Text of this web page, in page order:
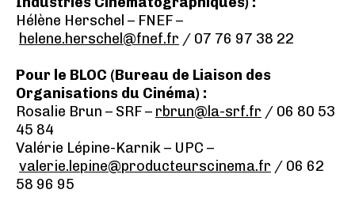
Hélène Herschel – FNEF –
helene.herschel@fnef.fr / 07 76 97 38 22
Pour le BLOC (Bureau de Liaison des
Organisations du Cinéma) :
Rosalie Brun – SRF – rbrun@la-srf.fr / 06 80 53
45 84
Valérie Lépine-Karnik – UPC –
valerie.lepine@producteurscinema.fr / 06 62
58 96 95